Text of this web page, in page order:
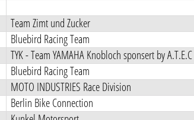
Team Zimt und Zucker
Bluebird Racing Team
TYK - Team YAMAHA Knobloch sponsert by A.T.E.C
Bluebird Racing Team
MOTO INDUSTRIES Race Division
Berlin Bike Connection